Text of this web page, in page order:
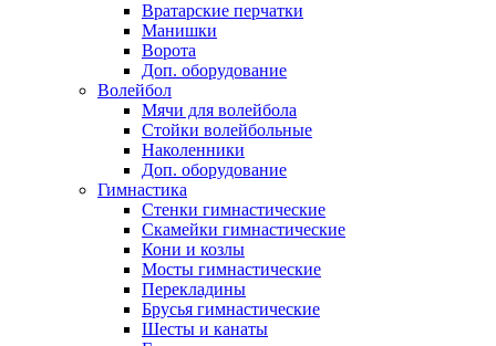
Вратарские перчатки
Манишки
Ворота
Доп. оборудование
Волейбол
Мячи для волейбола
Стойки волейбольные
Наколенники
Доп. оборудование
Гимнастика
Стенки гимнастические
Скамейки гимнастические
Кони и козлы
Мосты гимнастические
Перекладины
Брусья гимнастические
Шесты и канаты